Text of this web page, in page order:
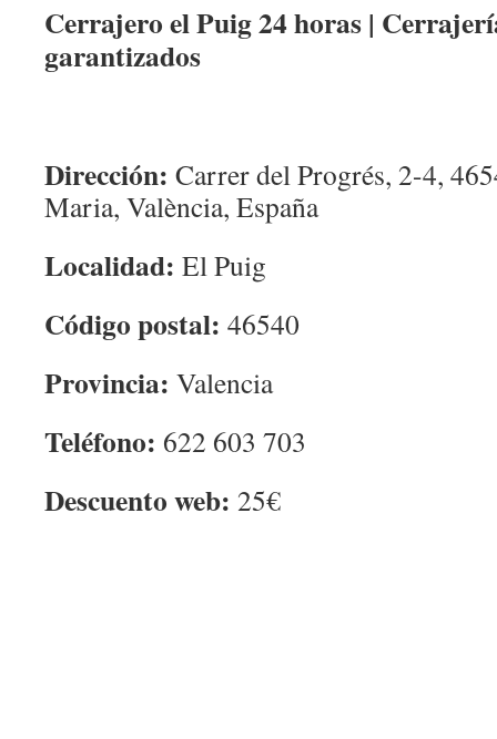
Cerrajero el Puig 24 horas |
garantizados
Dirección: Carrer del Progrés, 2-4,
Maria, València, España
Localidad: El Puig
Código postal: 46540
Provincia: Valencia
Teléfono: 622 603 703
Descuento web: 25€